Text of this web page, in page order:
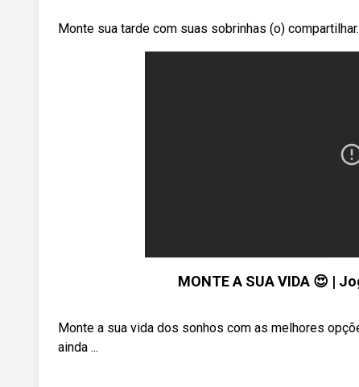
Monte sua tarde com suas sobrinhas (o)
MONTE A SUA VIDA 😍 |
Monte a sua vida dos sonhos com as melhores
ainda ...